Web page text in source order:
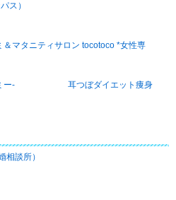
ス）
＆マタニティサロン tocotoco *女性専
ルミー- 耳つぼダイエット痩身
相談所）